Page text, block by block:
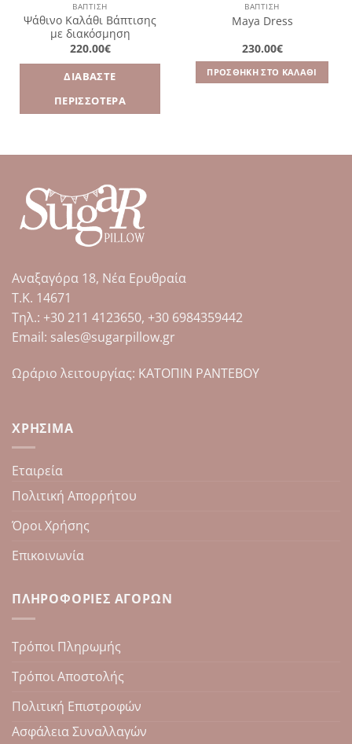
ΒΑΠΤΙΣΗ
Ψάθινο Καλάθι Βάπτισης
με διακόσμηση
220.00€
ΔΙΑΒΆΣΤΕ
ΠΕΡΙΣΣΌΤΕΡΑ
ΒΑΠΤΙΣΗ
Maya Dress
230.00€
ΠΡΟΣΘΉΚΗ ΣΤΟ ΚΑΛΆΘΙ
Αναξαγόρα 18, Νέα Ερυθραία
Τ.Κ. 14671
Tηλ.: +30 211 4123650, +30 6984359442
Email: sales@sugarpillow.gr
Ωράριο λειτουργίας: ΚΑΤΟΠΙΝ ΡΑΝΤΕΒΟΥ
ΧΡΉΣΙΜΑ
Εταιρεία
Πολιτική Απορρήτου
Όροι Χρήσης
Επικοινωνία
ΠΛΗΡΟΦΟΡΊΕΣ ΑΓΟΡΏΝ
Τρόποι Πληρωμής
Τρόποι Αποστολής
Πολιτική Επιστροφών
Ασφάλεια Συναλλαγών